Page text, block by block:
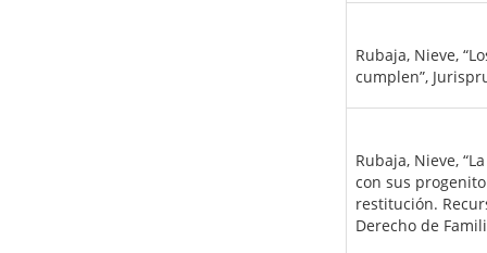
Rubaja, Nieve,
cumplen”,
Rubaja, Nieve,
con sus
restitución.
Derecho de